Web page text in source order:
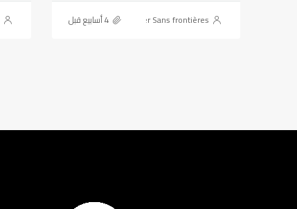
L'immobilier Sans frontières